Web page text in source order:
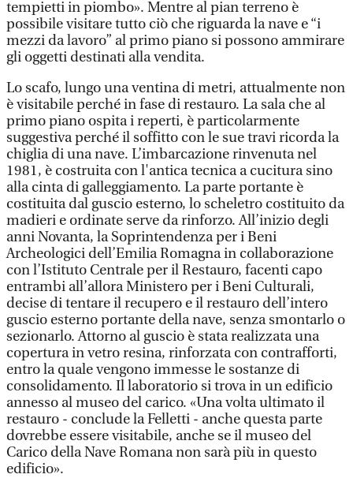
tempietti in piombo». Mentre al pian terreno è
possibile visitare tutto ciò che riguarda la nave e “i
mezzi da lavoro” al primo piano si possono ammirare
gli oggetti destinati alla vendita.
Lo scafo, lungo una ventina di metri, attualmente non
è visitabile perché in fase di restauro. La sala che al
primo piano ospita i reperti, è particolarmente
suggestiva perché il soffitto con le sue travi ricorda la
chiglia di una nave. L’imbarcazione rinvenuta nel
1981, è costruita con l'antica tecnica a cucitura sino
alla cinta di galleggiamento. La parte portante è
costituita dal guscio esterno, lo scheletro costituito da
madieri e ordinate serve da rinforzo. All’inizio degli
anni Novanta, la Soprintendenza per i Beni
Archeologici dell’Emilia Romagna in collaborazione
con l’Istituto Centrale per il Restauro, facenti capo
entrambi all’allora Ministero per i Beni Culturali,
decise di tentare il recupero e il restauro dell’intero
guscio esterno portante della nave, senza smontarlo o
sezionarlo. Attorno al guscio è stata realizzata una
copertura in vetro resina, rinforzata con contrafforti,
entro la quale vengono immesse le sostanze di
consolidamento. Il laboratorio si trova in un edificio
annesso al museo del carico. «Una volta ultimato il
restauro - conclude la Felletti - anche questa parte
dovrebbe essere visitabile, anche se il museo del
Carico della Nave Romana non sarà più in questo
edificio».